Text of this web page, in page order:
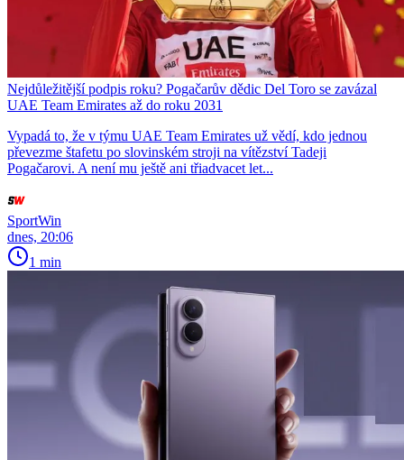
Nejdůležitější podpis roku? Pogačarův dědic Del Toro se zavázal
UAE Team Emirates až do roku 2031
Vypadá to, že v týmu UAE Team Emirates už vědí, kdo jednou
převezme štafetu po slovinském stroji na vítězství Tadeji
Pogačarovi. A není mu ještě ani třiadvacet let...
SportWin
dnes, 20:06
1 min